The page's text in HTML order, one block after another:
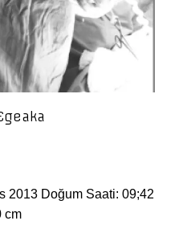
2013 Doğum Saati: 09;42
cm